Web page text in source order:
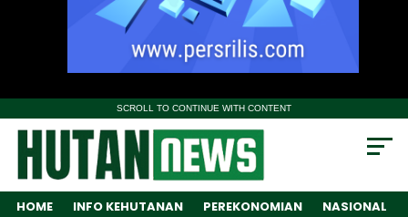
SCROLL TO CONTINUE WITH CONTENT
HOME INFO KEHUTANAN PEREKONOMIAN NASIONAL